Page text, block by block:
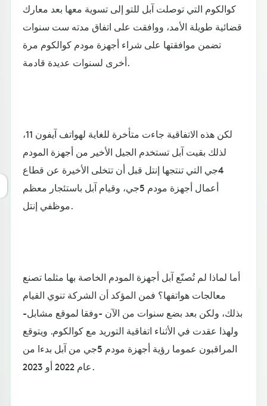
كوالكوم التي توصلت آبل للتو إلى تسوية معها بعد معارك
قضائية طويلة الأمد، ووافقت على اتفاق مدته ست سنوات
تضمن موافقتها على شراء أجهزة مودم كوالكوم مرة
أخرى لسنوات عديدة قادمة.
لكن هذه الاتفاقية جاءت متأخرة للغاية لهواتف آيفون 11،
لذلك بقيت آبل تستخدم الجيل الأخير من أجهزة المودم
4جي التي تنتجها إنتل قبل أن تتخلى الأخيرة عن قطاع
أعمال أجهزة مودم 5جي، وقيام آبل باستئجار معظم
موظفي إنتل.
أما لماذا لم تُصنّع آبل أجهزة المودم الخاصة بها مثلما تصنع
معالجات هواتفها؟ فمن المؤكد أن الشركة تنوي القيام
بذلك، ولكن بعد بضع سنوات من الآن -وفقا لموقع مشابل-
ولهذا عقدت في الأثناء اتفاقية التوريد مع كوالكوم. ويتوقع
المراقبون عموما رؤية أجهزة مودم 5جي من آبل بدءا من
عام 2022 أو 2023.